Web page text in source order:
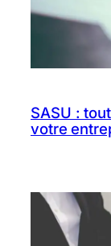
SASU :
votre